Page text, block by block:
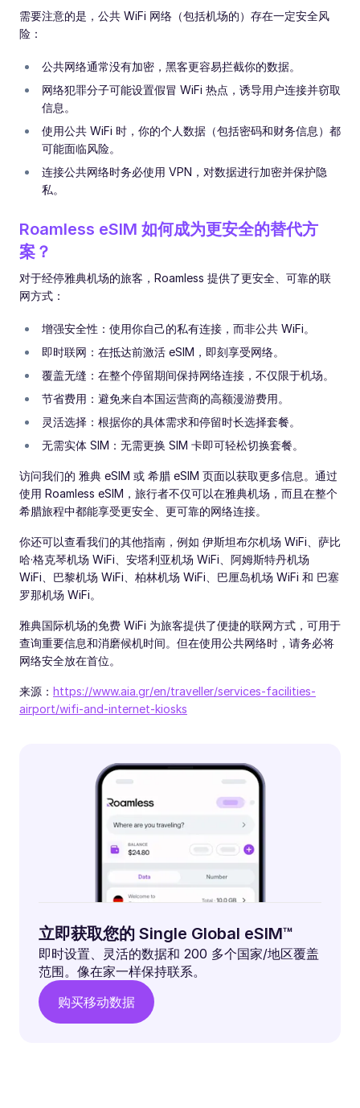
需要注意的是，公共 WiFi 网络（包括机场的）存在一定安全风
险：
公共网络通常没有加密，黑客更容易拦截你的数据。
网络犯罪分子可能设置假冒 WiFi 热点，诱导用户连接并窃取
信息。
使用公共 WiFi 时，你的个人数据（包括密码和财务信息）都
可能面临风险。
连接公共网络时务必使用 VPN，对数据进行加密并保护隐
私。
Roamless eSIM 如何成为更安全的替代方
案？
对于经停雅典机场的旅客，Roamless 提供了更安全、可靠的联
网方式：
增强安全性：使用你自己的私有连接，而非公共 WiFi。
即时联网：在抵达前激活 eSIM，即刻享受网络。
覆盖无缝：在整个停留期间保持网络连接，不仅限于机场。
节省费用：避免来自本国运营商的高额漫游费用。
灵活选择：根据你的具体需求和停留时长选择套餐。
无需实体 SIM：无需更换 SIM 卡即可轻松切换套餐。
访问我们的 雅典 eSIM 或 希腊 eSIM 页面以获取更多信息。通过
使用 Roamless eSIM，旅行者不仅可以在雅典机场，而且在整个
希腊旅程中都能享受更安全、更可靠的网络连接。
你还可以查看我们的其他指南，例如 伊斯坦布尔机场 WiFi、萨比
哈·格克琴机场 WiFi、安塔利亚机场 WiFi、阿姆斯特丹机场
WiFi、巴黎机场 WiFi、柏林机场 WiFi、巴厘岛机场 WiFi 和 巴塞
罗那机场 WiFi。
雅典国际机场的免费 WiFi 为旅客提供了便捷的联网方式，可用于
查询重要信息和消磨候机时间。但在使用公共网络时，请务必将
网络安全放在首位。
来源： https://www.aia.gr/en/traveller/services-facilities-
airport/wifi-and-internet-kiosks
立即获取您的 Single Global eSIM™
即时设置、灵活的数据和 200 多个国家/地区覆盖
范围。像在家一样保持联系。
购买移动数据